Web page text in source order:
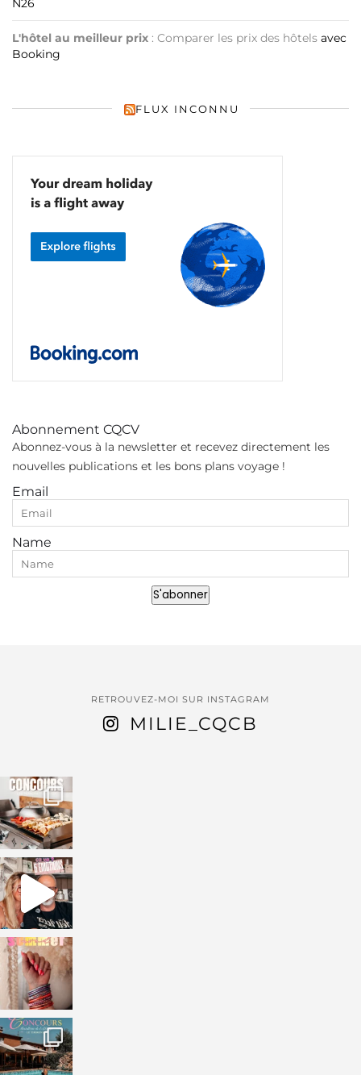
L'hôtel au meilleur prix : Comparer les prix des hôtels avec
Booking
FLUX INCONNU
Abonnement CQCV
Abonnez-vous à la newsletter et recevez directement les
nouvelles publications et les bons plans voyage !
Email
Name
S'abonner
RETROUVEZ-MOI SUR INSTAGRAM
MILIE_CQCB